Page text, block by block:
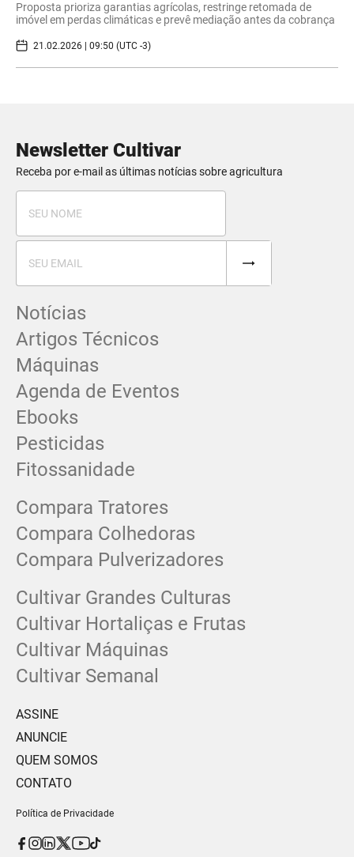
Proposta prioriza garantias agrícolas, restringe retomada de
imóvel em perdas climáticas e prevê mediação antes da cobrança
21.02.2026 | 09:50 (UTC -3)
Newsletter Cultivar
Receba por e-mail as últimas notícias sobre agricultura
Notícias
Artigos Técnicos
Máquinas
Agenda de Eventos
Ebooks
Pesticidas
Fitossanidade
Compara Tratores
Compara Colhedoras
Compara Pulverizadores
Cultivar Grandes Culturas
Cultivar Hortaliças e Frutas
Cultivar Máquinas
Cultivar Semanal
ASSINE
ANUNCIE
QUEM SOMOS
CONTATO
Política de Privacidade